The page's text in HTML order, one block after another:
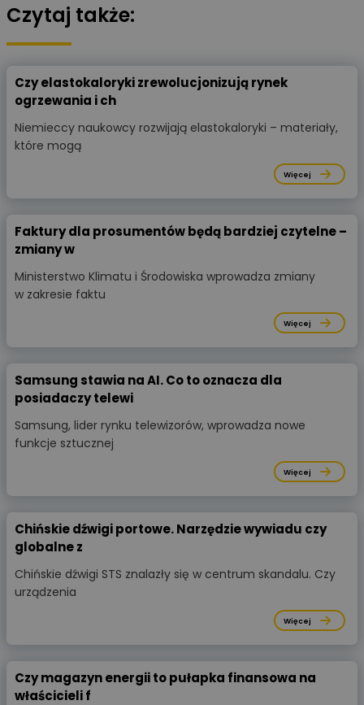
Czytaj także:
Czy elastokaloryki zrewolucjonizują rynek
ogrzewania i ch
Niemieccy naukowcy rozwijają elastokaloryki – materiały,
które mogą
Więcej
Faktury dla prosumentów będą bardziej czytelne –
zmiany w
Ministerstwo Klimatu i Środowiska wprowadza zmiany
w zakresie faktu
Więcej
Samsung stawia na AI. Co to oznacza dla
posiadaczy telewi
Samsung, lider rynku telewizorów, wprowadza nowe
funkcje sztucznej
Więcej
Chińskie dźwigi portowe. Narzędzie wywiadu czy
globalne z
Chińskie dźwigi STS znalazły się w centrum skandalu. Czy
urządzenia
Więcej
Czy magazyn energii to pułapka finansowa na
właścicieli f